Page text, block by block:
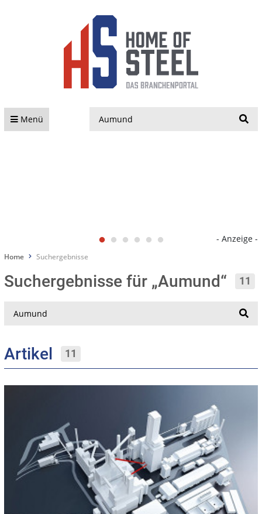
Menü
- Anzeige -
Home Suchergebnisse
Suchergebnisse für „Aumund“ 11
Artikel 11